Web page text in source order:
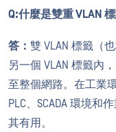
Q:什麼是雙重 VLAN
答： 雙 VLAN 標籤（
另一個 VLAN 標籤內
至整個網路。在工業
PLC、SCADA 環境和
其有用。